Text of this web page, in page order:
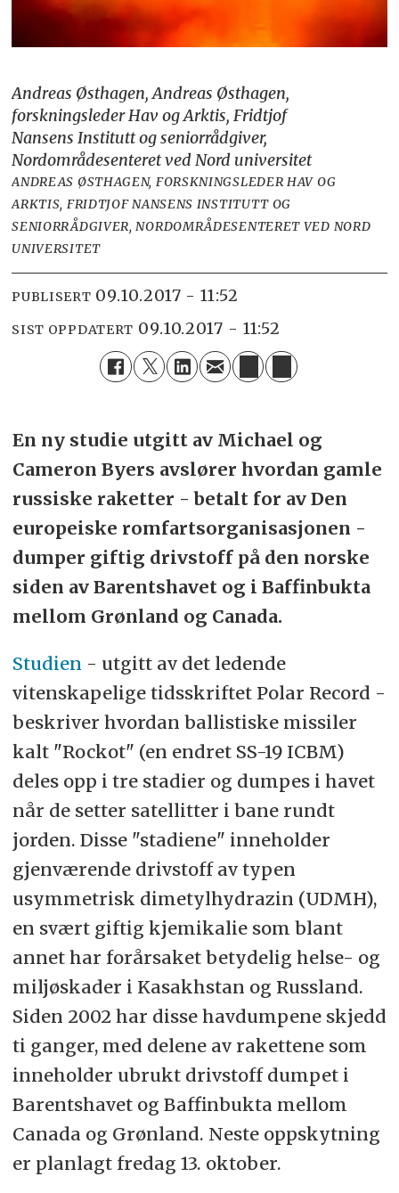
Andreas Østhagen, Andreas Østhagen,
forskningsleder Hav og Arktis, Fridtjof
Nansens Institutt og seniorrådgiver,
Nordområdesenteret ved Nord universitet
ANDREAS ØSTHAGEN, FORSKNINGSLEDER HAV OG
ARKTIS, FRIDTJOF NANSENS INSTITUTT OG
SENIORRÅDGIVER, NORDOMRÅDESENTERET VED NORD
UNIVERSITET
PUBLISERT 09.10.2017 - 11:52
SIST OPPDATERT 09.10.2017 - 11:52
En ny studie utgitt av Michael og
Cameron Byers avslører hvordan gamle
russiske raketter - betalt for av Den
europeiske romfartsorganisasjonen -
dumper giftig drivstoff på den norske
siden av Barentshavet og i Baffinbukta
mellom Grønland og Canada.
Studien - utgitt av det ledende
vitenskapelige tidsskriftet Polar Record -
beskriver hvordan ballistiske missiler
kalt "Rockot" (en endret SS-19 ICBM)
deles opp i tre stadier og dumpes i havet
når de setter satellitter i bane rundt
jorden. Disse "stadiene" inneholder
gjenværende drivstoff av typen
usymmetrisk dimetylhydrazin (UDMH),
en svært giftig kjemikalie som blant
annet har forårsaket betydelig helse- og
miljøskader i Kasakhstan og Russland.
Siden 2002 har disse havdumpene skjedd
ti ganger, med delene av rakettene som
inneholder ubrukt drivstoff dumpet i
Barentshavet og Baffinbukta mellom
Canada og Grønland. Neste oppskytning
er planlagt fredag 13. oktober.